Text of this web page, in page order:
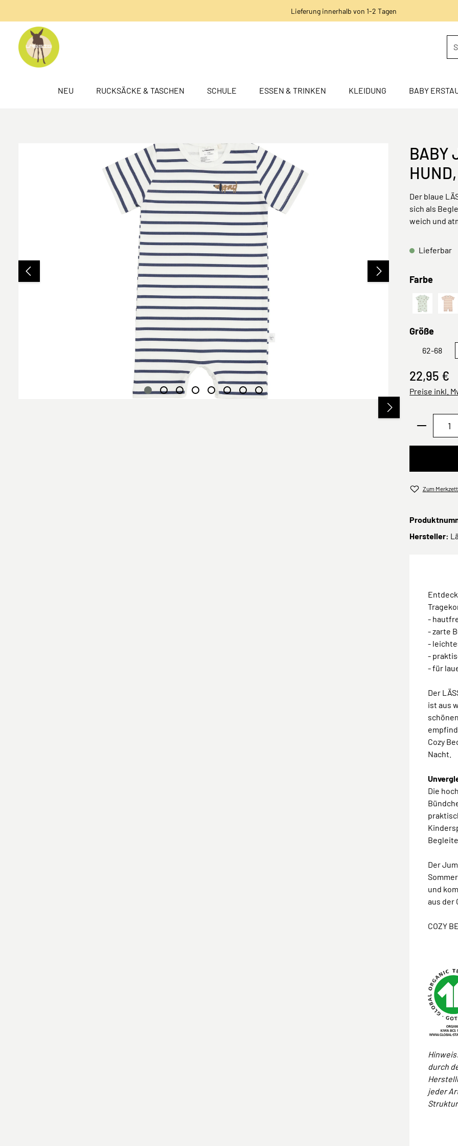
Lieferung innerhalb von 1-2 Tagen
NEU RUCKSÄCKE & TASCHEN SCHULE ESSEN & TRINKEN KLEIDUNG BABY
BABY
Der blaue
sich als
weich und
Lieferbar
Farbe
Größe
62-68
22,95 €
Preise inkl.
Zum
Hersteller:
-
- zarte
-
-
- für
Der
ist aus
Cozy
Nacht.
Die
Der
und
aus der
COZY
durch
jeder